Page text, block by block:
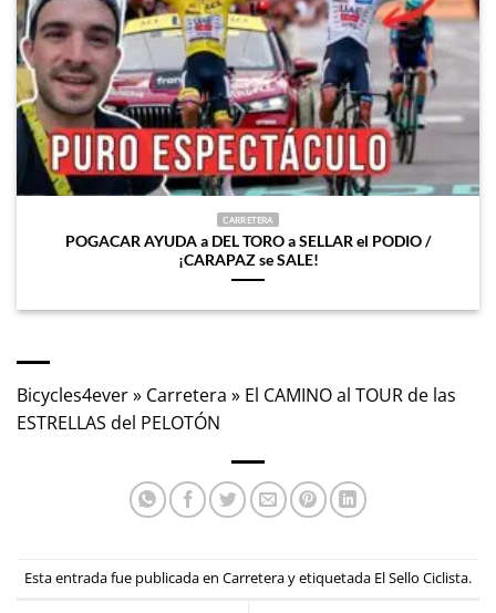
CARRETERA
POGACAR AYUDA a DEL TORO a SELLAR el PODIO /
¡CARAPAZ se SALE!
Bicycles4ever» Carretera » El CAMINO al TOUR de las
ESTRELLAS del PELOTÓN
Esta entrada fue publicada en Carreteray etiquetada El Sello Ciclista.